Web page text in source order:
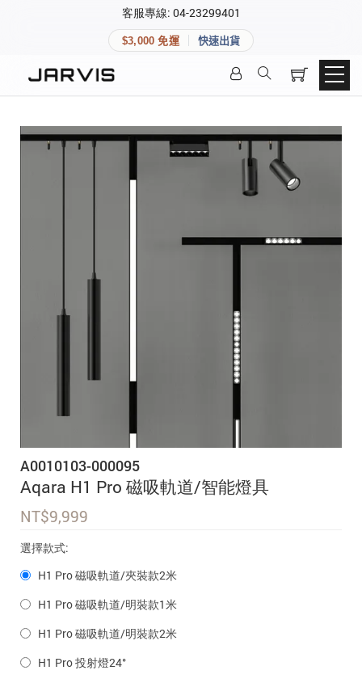
客服專線: 04-23299401
$3,000 免運 快速出貨
A0010103-000095
Aqara H1 Pro 磁吸軌道/智能燈具
NT$9,999
選擇款式:
H1 Pro 磁吸軌道/夾裝款2米
H1 Pro 磁吸軌道/明裝款1米
H1 Pro 磁吸軌道/明裝款2米
H1 Pro 投射燈24°
快速連結
智能門鎖
Matter 智慧家庭
登入後可查看訂單、會員資料與收藏清單。
登入會員
加入 JARVIS VIP